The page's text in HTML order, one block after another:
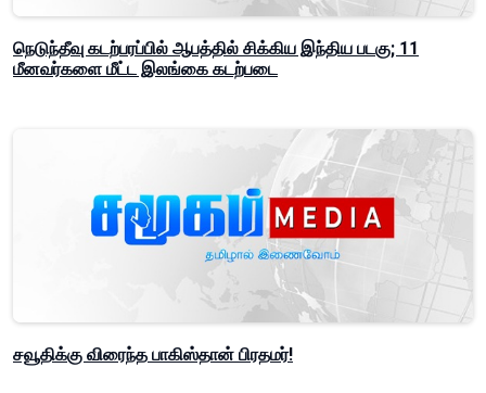
நெடுந்தீவு கடற்பரப்பில் ஆபத்தில் சிக்கிய இந்திய படகு; 11
மீனவர்களை மீட்ட இலங்கை கடற்படை
சவூதிக்கு விரைந்த பாகிஸ்தான் பிரதமர்!